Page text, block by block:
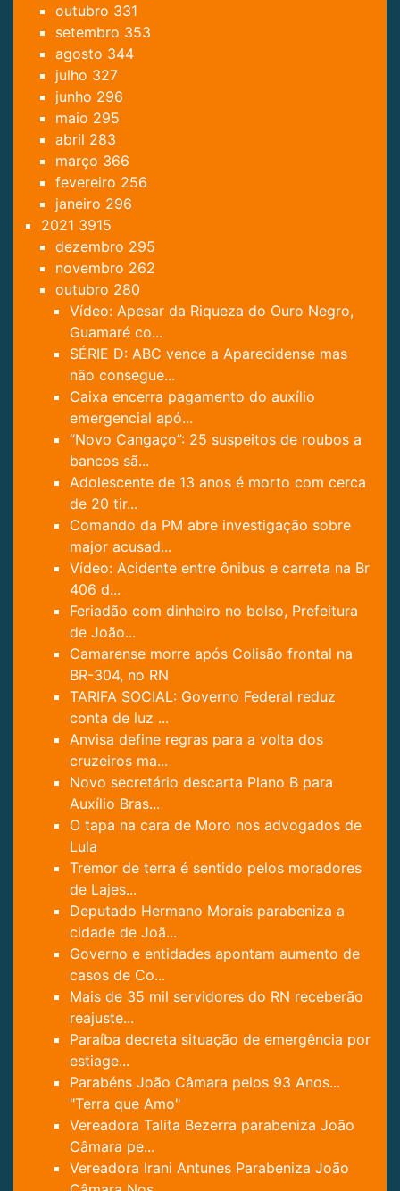
outubro 331
setembro 353
agosto 344
julho 327
junho 296
maio 295
abril 283
março 366
fevereiro 256
janeiro 296
2021 3915
dezembro 295
novembro 262
outubro 280
Vídeo: Apesar da Riqueza do Ouro Negro,
Guamaré co...
SÉRIE D: ABC vence a Aparecidense mas
não consegue...
Caixa encerra pagamento do auxílio
emergencial apó...
“Novo Cangaço”: 25 suspeitos de roubos a
bancos sã...
Adolescente de 13 anos é morto com cerca
de 20 tir...
Comando da PM abre investigação sobre
major acusad...
Vídeo: Acidente entre ônibus e carreta na Br
406 d...
Feriadão com dinheiro no bolso, Prefeitura
de João...
Camarense morre após Colisão frontal na
BR-304, no RN
TARIFA SOCIAL: Governo Federal reduz
conta de luz ...
Anvisa define regras para a volta dos
cruzeiros ma...
Novo secretário descarta Plano B para
Auxílio Bras...
O tapa na cara de Moro nos advogados de
Lula
Tremor de terra é sentido pelos moradores
de Lajes...
Deputado Hermano Morais parabeniza a
cidade de Joã...
Governo e entidades apontam aumento de
casos de Co...
Mais de 35 mil servidores do RN receberão
reajuste...
Paraíba decreta situação de emergência por
estiage...
Parabéns João Câmara pelos 93 Anos...
"Terra que Amo"
Vereadora Talita Bezerra parabeniza João
Câmara pe...
Vereadora Irani Antunes Parabeniza João